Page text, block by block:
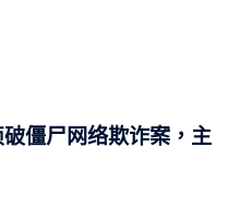
僵尸网络欺诈案，主